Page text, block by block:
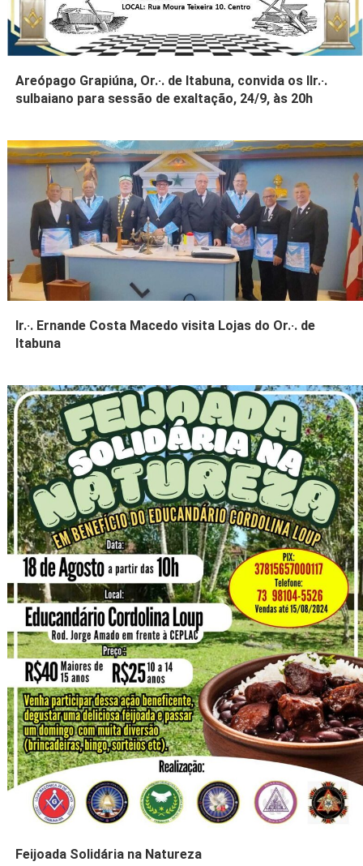
Areópago Grapiúna, Or.·. de Itabuna, convida os IIr.·.
sulbaiano para sessão de exaltação, 24/9, às 20h
Ir.·. Ernande Costa Macedo visita Lojas do Or.·. de
Itabuna
Feijoada Solidária na Natureza